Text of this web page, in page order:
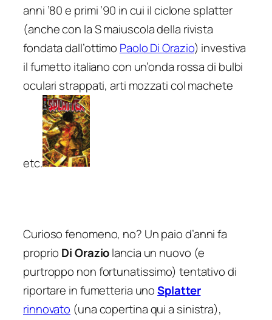
anni ’80 e primi ’90 in cui il ciclone splatter
(anche con la S maiuscola della rivista
fondata dall’ottimo Paolo Di Orazio) investiva
il fumetto italiano con un’onda rossa di bulbi
oculari strappati, arti mozzati col machete
etc.
Curioso fenomeno, no? Un paio d’anni fa
proprio Di Oraziolancia un nuovo (e
purtroppo non fortunatissimo) tentativo di
riportare in fumetteria unoSplatter
rinnovato (una copertina qui a sinistra),